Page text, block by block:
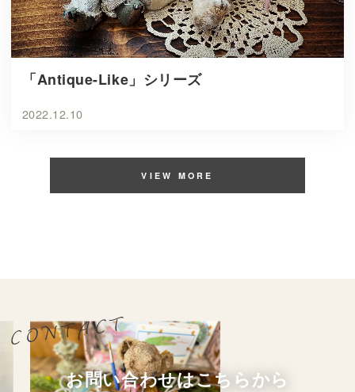
「Antique-Like」シリーズ
2022.12.10
VIEW MORE
お問い合わせはこちらから